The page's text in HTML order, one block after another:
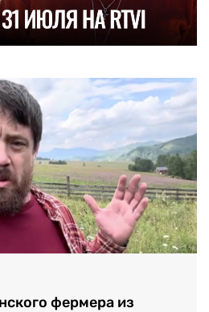
фермера из